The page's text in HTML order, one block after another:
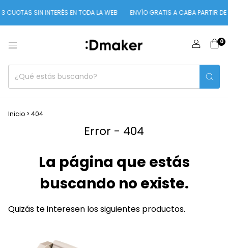
CUOTAS SIN INTERÉS EN TODA LA WEB ENVÍO GRATIS A CABA PARTIR
0
Inicio > 404
Error - 404
La página que estás
buscando no existe.
Quizás te interesen los siguientes productos.